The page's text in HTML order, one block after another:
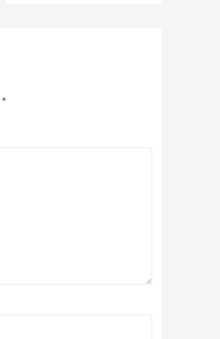
*